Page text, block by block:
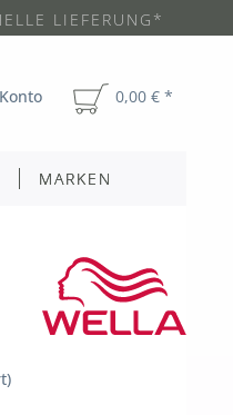
LIEFERUNG*
0,00 € *
MARKEN